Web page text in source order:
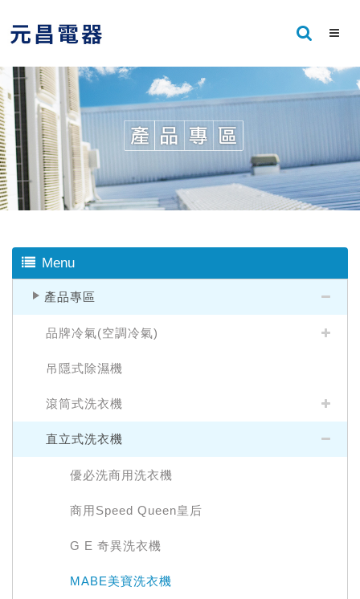
Menu
產品專區
品牌冷氣(空調冷氣)
吊隱式除濕機
滾筒式洗衣機
直立式洗衣機
優必洗商用洗衣機
商用Speed Queen皇后
G E 奇異洗衣機
MABE美寶洗衣機